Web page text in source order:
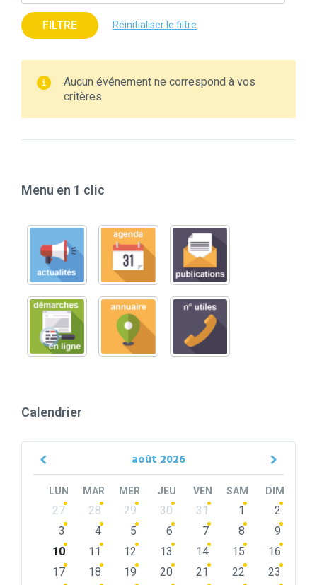
FILTRE Réinitialiser le filtre
Aucun événement ne correspond à vos
critères
Menu en 1 clic
Calendrier
août 2026
Previous
LUN MAR MER JEU VEN SAM DIM
Skip
calendar
27 28 29 30 31 1
2
3
4 5 6 7 8
9
10
11 12 13 14 15
16
17
18 19 20 21 22
23